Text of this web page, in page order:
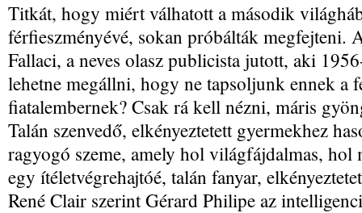
Titkát, hogy miért válhatott a második
férfieszményévé, sokan próbálták megfejteni.
Fallaci, a neves olasz publicista jutott, aki
lehetne megállni, hogy ne tapsoljunk ennek a
fiatalembernek? Csak rá kell nézni, máris
Talán szenvedő, elkényeztetett gyermekhez
ragyogó szeme, amely hol világfájdalmas, hol
egy ítéletvégrehajtóé, talán fanyar,
René Clair szerint Gérard Philipe az